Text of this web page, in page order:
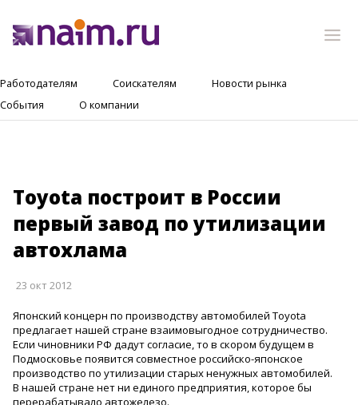
Работодателям Соискателям
Новости рынка
События
О компании
Toyota построит в России
первый завод по утилизации
автохлама
23 окт 2012
Японский концерн по производству автомобилей Toyota
предлагает нашей стране взаимовыгодное сотрудничество.
Если чиновники РФ дадут согласие, то в скором будущем в
Подмосковье появится совместное российско-японское
производство по утилизации старых ненужных автомобилей.
В нашей стране нет ни единого предприятия, которое бы
перерабатывало автожелезо.